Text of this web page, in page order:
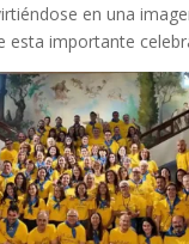
en una
esta importante